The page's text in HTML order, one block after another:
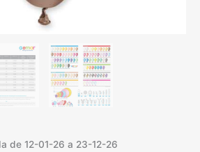
de 12-01-26 a 23-12-26